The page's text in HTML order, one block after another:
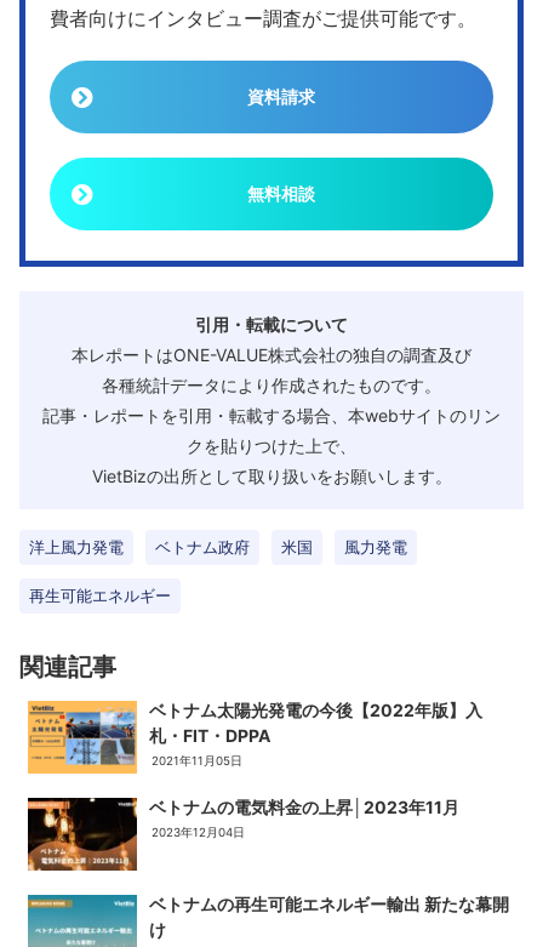
費者向けにインタビュー調査がご提供可能です。
資料請求
無料相談
引用・転載について
本レポートはONE-VALUE株式会社の独自の調査及び
各種統計データにより作成されたものです。
記事・レポートを引用・転載する場合、本webサイトのリン
クを貼りつけた上で、
VietBizの出所として取り扱いをお願いします。
洋上風力発電 ベトナム政府 米国 風力発電
再生可能エネルギー
関連記事
ベトナム太陽光発電の今後【2022年版】入
札・FIT・DPPA
2021年11月05日
ベトナムの電気料金の上昇│2023年11月
2023年12月04日
ベトナムの再生可能エネルギー輸出 新たな幕開
け